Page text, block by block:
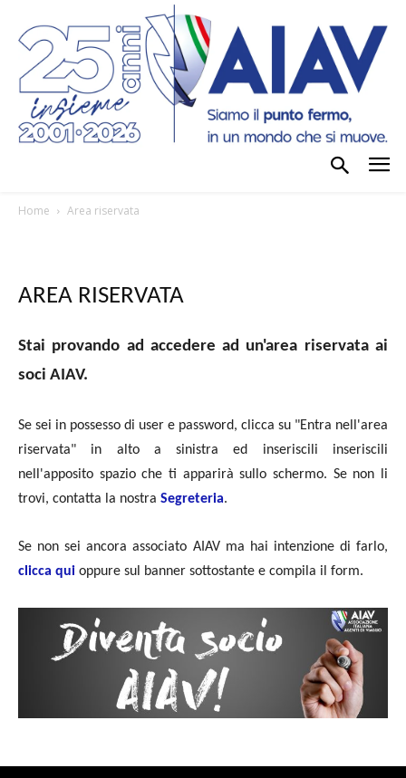
Home Area riservata
AREA RISERVATA
Stai provando ad accedere ad un'area riservata ai
soci AIAV.
Se sei in possesso di user e password, clicca su "Entra nell'area
riservata" in alto a sinistra ed inseriscili inseriscili
nell'apposito spazio che ti apparirà sullo schermo. Se non li
trovi, contatta la nostra Segreteria.
Se non sei ancora associato AIAV ma hai intenzione di farlo,
clicca qui oppure sul banner sottostante e compila il form.